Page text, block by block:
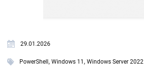
29.01.2026
PowerShell , Windows 11 , Windows Server 2022